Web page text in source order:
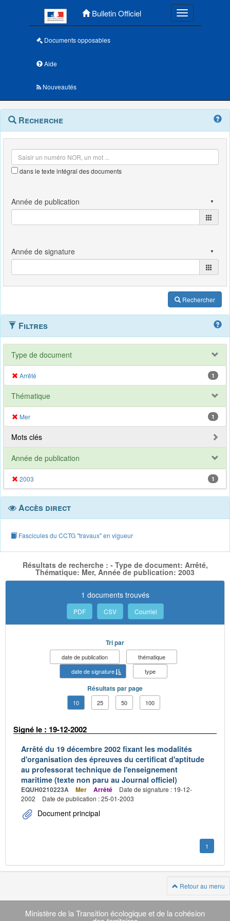
Bulletin Officiel Toggle
Documents opposables
Aide
Nouveautés
Navigation
outils
Menu
contextuel
Recherche
dans le texte intégral des documents
Rechercher
Filtres
Type de document
Arrêté 1
Thématique
Mer 1
Mots clés
Année de publication
2003 1
Accès direct
Fascicules du CCTG "travaux" en vigueur
Résultats de recherche : - Type de document: Arrêté,
Thématique: Mer, Année de publication: 2003
1 documents trouvés
PDF CSV Courriel
Tri par
date de publication
thématique
date de signature
type
Résultats par page
10 25 50 100
Signé le : 19-12-2002
Arrêté du 19 décembre 2002 fixant les modalités
d'organisation des épreuves du certificat d'aptitude
au professorat technique de l'enseignement
maritime (texte non paru au Journal officiel)
EQUH0210223A Mer Arrêté
Date de signature : 19-12-
2002
Date de publication : 25-01-2003
Document principal
1
Retour au menu
Navigation
transverse
Ministère de la Transition écologique et de la cohésion